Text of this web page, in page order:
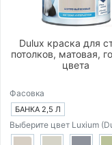
Dulux краска для
потолков, матовая,
цвета
Фасовка
БАНКА 2,5 Л
Выберите цвет Luxium